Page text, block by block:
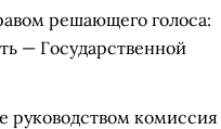
решающего голоса:
— Государственной
руководством комиссия